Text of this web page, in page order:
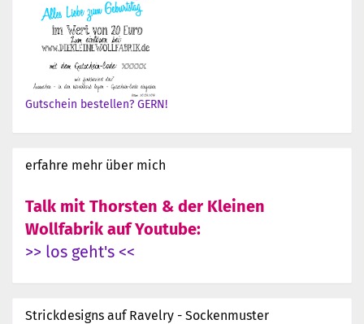
Gutschein bestellen? GERN!
erfahre mehr über mich
Talk mit Thorsten & der Kleinen
Wollfabrik auf Youtube:
>> los geht's <<
Strickdesigns auf Ravelry - Sockenmuster